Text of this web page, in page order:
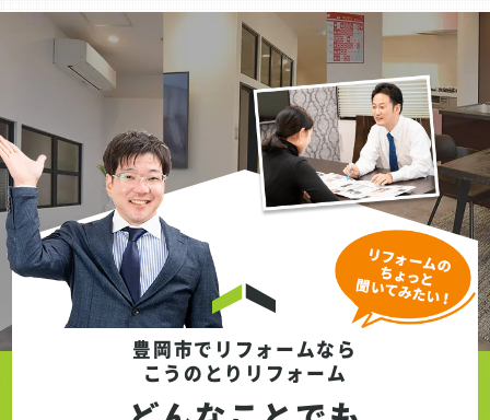
す。当初は排水管をコンクリートの上に通す
案もありましたが、つまずく危険性を考慮
し、地面を掘って配管を埋設する工事を行い
ました。こうした作業も含め、施工はわずか
3時間で完了しています。 新しい外水栓は、
高すぎず低すぎないちょうど良い高さに設置
されたため、かがまずに楽に水を使うことが
できます。これにより、休日の洗車や水やり
が格段に便利になり、お客様の暮らしをより
快適にするお手伝いができました。
豊岡市でリフォームなら
こうのとりリフォーム